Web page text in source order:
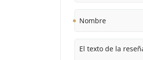
Nombre
texto